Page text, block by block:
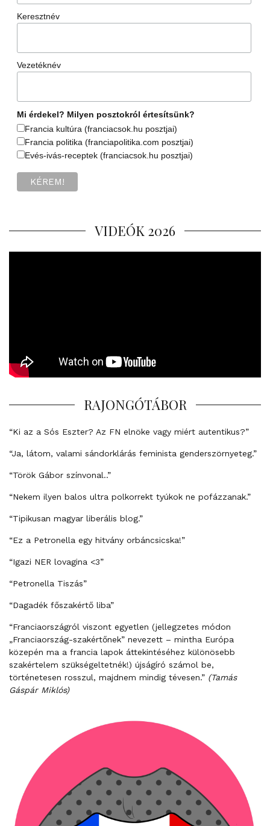
Keresztnév
Vezetéknév
Mi érdekel? Milyen posztokról értesítsünk?
Francia kultúra (franciacsok.hu posztjai)
Francia politika (franciapolitika.com posztjai)
Evés-ivás-receptek (franciacsok.hu posztjai)
VIDEÓK 2026
RAJONGÓTÁBOR
“Ki az a Sós Eszter? Az FN elnöke vagy miért autentikus?”
“Ja, látom, valami sándorklárás feminista genderszörnyeteg.”
“Török Gábor színvonal..”
“Nekem ilyen balos ultra polkorrekt tyúkok ne pofázzanak.”
“Tipikusan magyar liberális blog.”
“Ez a Petronella egy hitvány orbáncsicska!”
“Igazi NER lovagina <3”
“Petronella Tiszás”
“Dagadék főszakértő liba”
“Franciaországról viszont egyetlen (jellegzetes módon
„Franciaország-szakértőnek” nevezett – mintha Európa
közepén ma a francia lapok áttekintéséhez különösebb
szakértelem szükségeltetnék!) újságíró számol be,
történetesen rosszul, majdnem mindig tévesen.” (Tamás
Gáspár Miklós)